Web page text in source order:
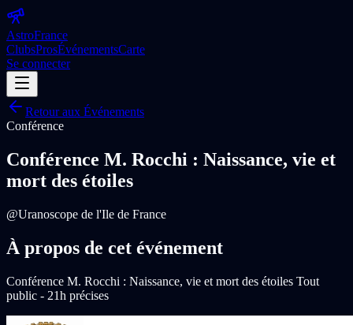
AstroFrance
ClubsProsÉvénementsCarte
Se connecter
Retour aux Événements
Conférence
Conférence M. Rocchi : Naissance, vie et
mort des étoiles
@Uranoscope de l'Ile de France
À propos de cet événement
Conférence M. Rocchi : Naissance, vie et mort des étoiles Tout
public - 21h précises